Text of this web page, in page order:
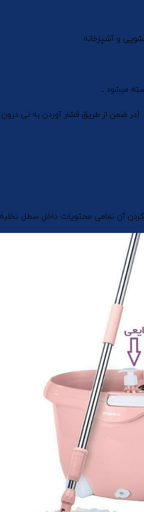
و آشپزخانه
میشود ـ
ضمن از طریق فشار آوردن به تی درون
آن تمامی محتویات داخل سطل